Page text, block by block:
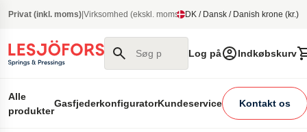
til hovedindhold
Privat (inkl. moms) Virksomhed (ekskl. moms) DK / Dansk / Danish krone (kr.)
Søg på vores site
Log på Indkøbskurv
Alle
produkter
GasfjederkonfiguratorKundeservice Kontakt os